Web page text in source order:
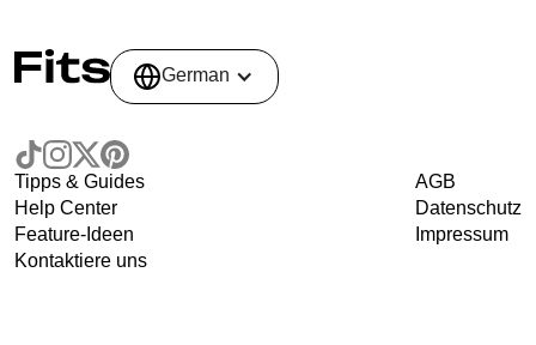
German
Tipps & Guides
Help Center
Feature-Ideen
Kontaktiere uns
AGB
Datenschutz
Impressum